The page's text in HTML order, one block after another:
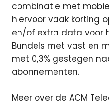
combinatie met
hiervoor vaak korting
en/of extra data voor
Bundels met vast en
met 0,3% gestegen
abonnementen.
Meer over de ACM